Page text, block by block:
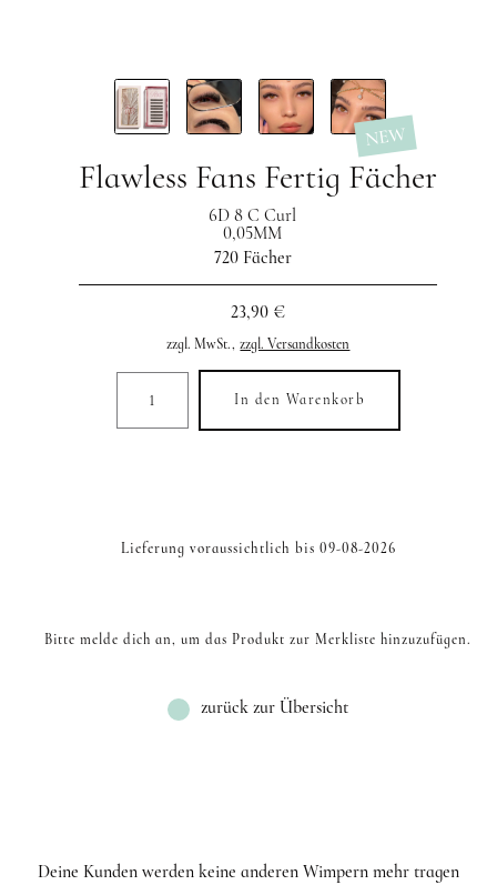
Flawless Fans Fertig Fächer
6D 8 C Curl
0,05MM
720 Fächer
NEW
23,90 €
zzgl. MwSt., zzgl. Versandkosten
In den Warenkorb
Lieferung voraussichtlich bis 09-08-2026
Bitte melde dich an, um das Produkt zur Merkliste hinzuzufügen.
zurück zur Übersicht
Deine Kunden werden keine anderen Wimpern mehr tragen